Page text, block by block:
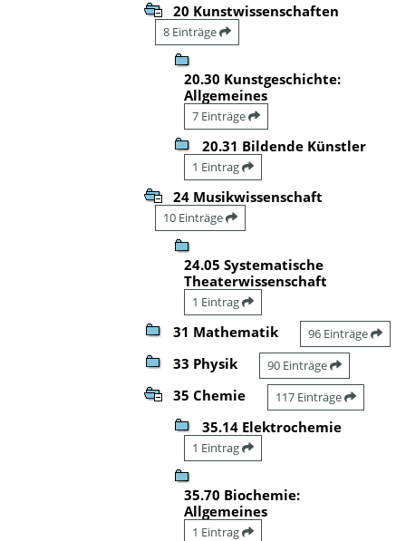
20 Kunstwissenschaften
8 Einträge
20.30 Kunstgeschichte:
Allgemeines
7 Einträge
20.31 Bildende Künstler
1 Eintrag
24 Musikwissenschaft
10 Einträge
24.05 Systematische
Theaterwissenschaft
1 Eintrag
31 Mathematik 96 Einträge
33 Physik 90 Einträge
35 Chemie 117 Einträge
35.14 Elektrochemie
1 Eintrag
35.70 Biochemie:
Allgemeines
1 Eintrag